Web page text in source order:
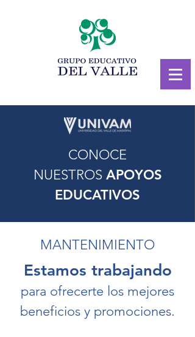
CONOCE
NUESTROS APOYOS
EDUCATIVOS
MANTENIMIENTO
Estamos trabajando
para ofrecerte los mejores
beneficios y promociones.